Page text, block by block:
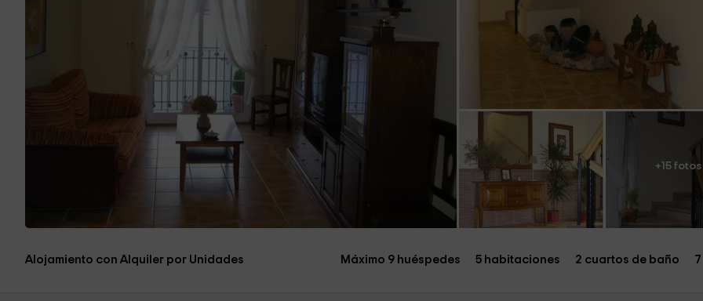
+15 fotos
Alojamiento con Alquiler por Unidades Máximo 9 huéspedes 5 habitaciones 2 cuartos de baño